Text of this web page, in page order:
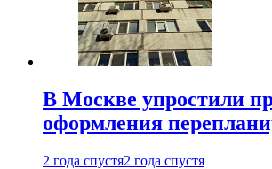
В Москве упростили
оформления
2 года спустя2 года спустя